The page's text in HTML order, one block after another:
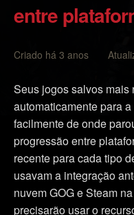
entre
Criado há 3 anos
Seus jogos salvos
automaticamente para
facilmente de onde
progressão entre
recente para cada tipo
usavam a integração
nuvem GOG e Steam
precisarão usar o